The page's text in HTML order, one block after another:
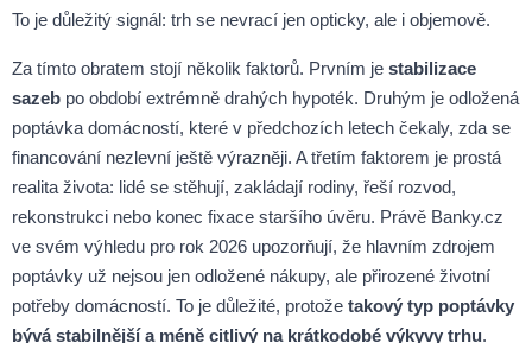
To je důležitý signál: trh se nevrací jen opticky, ale i objemově.
Za tímto obratem stojí několik faktorů. Prvním je stabilizace
sazeb po období extrémně drahých hypoték. Druhým je odložená
poptávka domácností, které v předchozích letech čekaly, zda se
financování nezlevní ještě výrazněji. A třetím faktorem je prostá
realita života: lidé se stěhují, zakládají rodiny, řeší rozvod,
rekonstrukci nebo konec fixace staršího úvěru. Právě Banky.cz
ve svém výhledu pro rok 2026 upozorňují, že hlavním zdrojem
poptávky už nejsou jen odložené nákupy, ale přirozené životní
potřeby domácností. To je důležité, protože takový typ poptávky
bývá stabilnější a méně citlivý na krátkodobé výkyvy trhu.